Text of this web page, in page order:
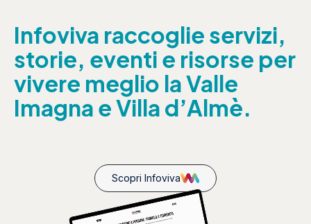
Infoviva raccoglie servizi,
storie, eventi e risorse per
vivere meglio la Valle
Imagna e Villa d’Almè.
Scopri Infoviva